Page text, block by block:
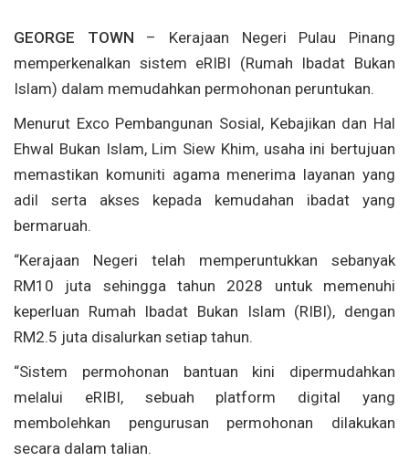
GEORGE TOWN – Kerajaan Negeri Pulau Pinang
memperkenalkan sistem eRIBI (Rumah Ibadat Bukan
Islam) dalam memudahkan permohonan peruntukan.
Menurut Exco Pembangunan Sosial, Kebajikan dan Hal
Ehwal Bukan Islam, Lim Siew Khim, usaha ini bertujuan
memastikan komuniti agama menerima layanan yang
adil serta akses kepada kemudahan ibadat yang
bermaruah.
“Kerajaan Negeri telah memperuntukkan sebanyak
RM10 juta sehingga tahun 2028 untuk memenuhi
keperluan Rumah Ibadat Bukan Islam (RIBI), dengan
RM2.5 juta disalurkan setiap tahun.
“Sistem permohonan bantuan kini dipermudahkan
melalui eRIBI, sebuah platform digital yang
membolehkan pengurusan permohonan dilakukan
secara dalam talian.